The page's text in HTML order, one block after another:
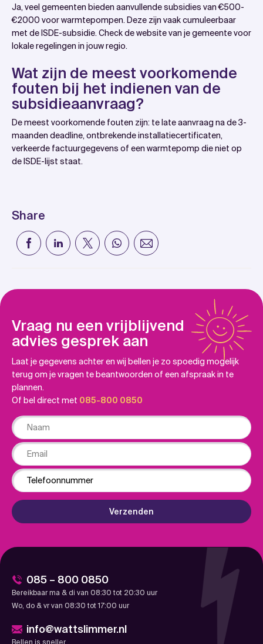
Ja, veel gemeenten bieden aanvullende subsidies van €500-
€2000 voor warmtepompen. Deze zijn vaak cumuleerbaar
met de ISDE-subsidie. Check de website van je gemeente voor
lokale regelingen in jouw regio.
Wat zijn de meest voorkomende
fouten bij het indienen van de
subsidieaanvraag?
De meest voorkomende fouten zijn: te late aanvraag na de 3-
maanden deadline, ontbrekende installatiecertificaten,
verkeerde factuurgegevens of een warmtepomp die niet op
de ISDE-lijst staat.
Share
Vraag nu een vrijblijvend
advies gesprek aan
Laat je gegevens achter en wij bellen je zo spoedig mogelijk
terug om je vragen te beantwoorden of een afspraak in te
plannen.
Of bel direct met 085-800 0850
Naam
Email
Phone
Verzenden
085 – 800 0850
Bereikbaar ma & di van 08:30 tot 20:30 uur
Wo, do & vr van 08:30 tot 17:00 uur
info@wattslimmer.nl
Bellen is sneller